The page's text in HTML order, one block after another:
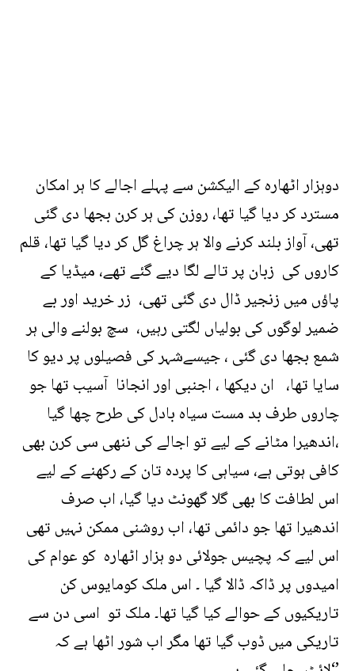
دوہزار اٹھارہ کے الیکشن سے پہلے اجالے کا ہر امکان
مسترد کر دیا گیا تھا، روزن کی ہر کرن بجھا دی گئی
تھی، آواز بلند کرنے والا ہر چراغ گل کر دیا گیا تھا، قلم
کاروں کی زبان پر تالے لگا دیے گئے تھے، میڈیا کے
پاؤں میں زنجیر ڈال دی گئی تھی، زر خرید اور بے
ضمیر لوگوں کی بولیاں لگتی رہیں، سچ بولنے والی ہر
شمع بجھا دی گئی ، جیسےشہر کی فصیلوں پر دیو کا
سایا تھا، ان دیکھا ، اجنبی اور انجانا آسیب تھا جو
چاروں طرف بد مست سیاہ بادل کی طرح چھا گیا
،اندھیرا مٹانے کے لیے تو اجالے کی ننھی سی کرن بھی
کافی ہوتی ہے، سیاہی کا پردہ تان کے رکھنے کے لیے
اس لطافت کا بھی گلا گھونٹ دیا گیا، اب صرف
اندھیرا تھا جو دائمی تھا، اب روشنی ممکن نہیں تھی
اس لیے کہ پچیس جولائی دو ہزار اٹھارہ کو عوام کی
امیدوں پر ڈاکہ ڈالا گیا ۔ اس ملک کومایوس کن
تاریکیوں کے حوالے کیا گیا تھا۔ ملک تو اسی دن سے
تاریکی میں ڈوب گیا تھا مگر اب شور اٹھا ہے کہ